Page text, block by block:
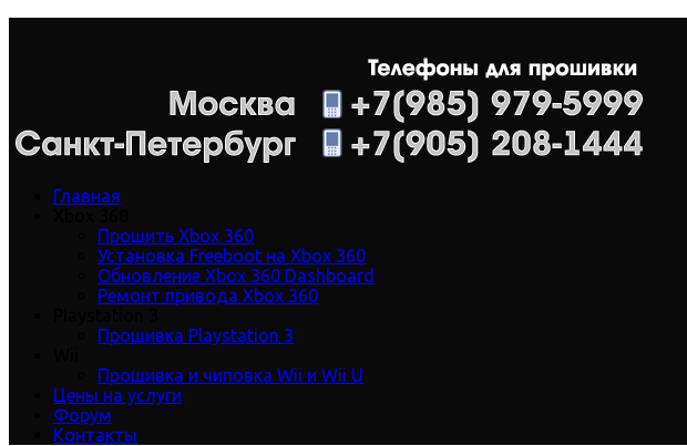
Главная
Прошить Xbox 360
Установка Freeboot на Xbox 360
Обновление Xbox 360 Dashboard
Ремонт привода Xbox 360
Прошивка Playstation 3
Прошивка и чиповка Wii и Wii U
Цены на услуги
Форум
Контакты